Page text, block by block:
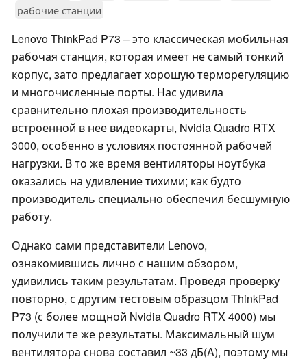
рабочие станции
Lenovo ThinkPad P73 – это классическая мобильная
рабочая станция, которая имеет не самый тонкий
корпус, зато предлагает хорошую терморегуляцию
и многочисленные порты. Нас удивила
сравнительно плохая производительность
встроенной в нее видеокарты, Nvidia Quadro RTX
3000, особенно в условиях постоянной рабочей
нагрузки. В то же время вентиляторы ноутбука
оказались на удивление тихими; как будто
производитель специально обеспечил бесшумную
работу.
Однако сами представители Lenovo,
ознакомившись лично с нашим обзором,
удивились таким результатам. Проведя проверку
повторно, с другим тестовым образцом ThinkPad
P73 (с более мощной Nvidia Quadro RTX 4000) мы
получили те же результаты. Максимальный шум
вентилятора снова составил ~33 дБ(A), поэтому мы